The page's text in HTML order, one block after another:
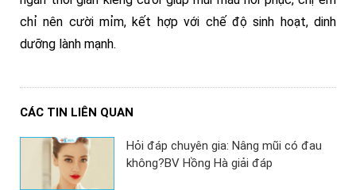
chỉ nên cười mỉm, kết hợp với chế độ sinh hoạt, dinh
dưỡng lành mạnh.
CÁC TIN LIÊN QUAN
Hỏi đáp chuyên gia: Nâng mũi có đau
không?BV Hồng Hà giải đáp